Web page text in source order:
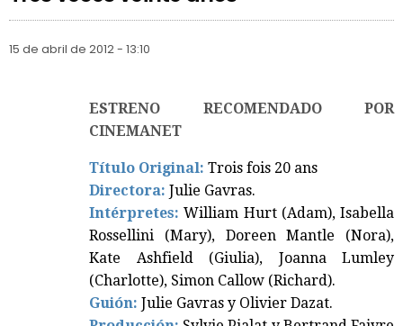
15 de abril de 2012 - 13:10
ESTRENO RECOMENDADO POR
CINEMANET
Título Original: Trois fois 20 ans
Directora: Julie Gavras.
Intérpretes: William Hurt (Adam), Isabella
Rossellini (Mary), Doreen Mantle (Nora),
Kate Ashfield (Giulia), Joanna Lumley
(Charlotte), Simon Callow (Richard).
Guión: Julie Gavras y Olivier Dazat.